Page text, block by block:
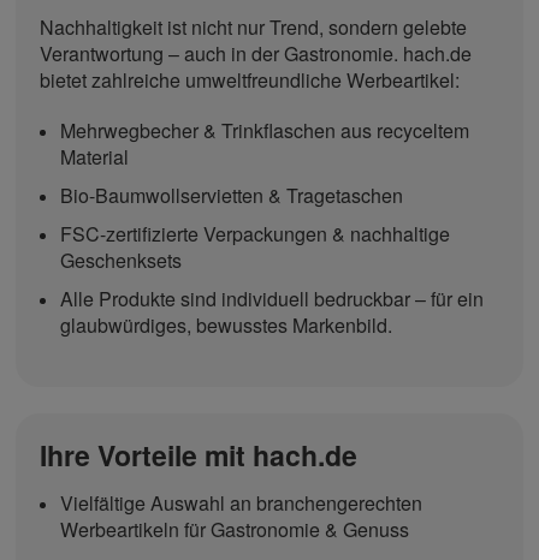
Nachhaltigkeit ist nicht nur Trend, sondern gelebte
Verantwortung – auch in der Gastronomie. hach.de
bietet zahlreiche umweltfreundliche Werbeartikel:
Mehrwegbecher & Trinkflaschen aus recyceltem
Material
Bio-Baumwollservietten & Tragetaschen
FSC-zertifizierte Verpackungen & nachhaltige
Geschenksets
Alle Produkte sind individuell bedruckbar – für ein
glaubwürdiges, bewusstes Markenbild.
Ihre Vorteile mit hach.de
Vielfältige Auswahl an branchengerechten
Werbeartikeln für Gastronomie & Genuss